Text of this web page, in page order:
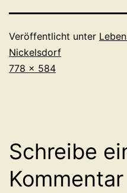
Veröffentlicht unter
Nickelsdorf
Originalgröße
778 × 584
Schreibe
Kommentar